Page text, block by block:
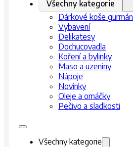
Všechny kategorie
Dárkové koše gurmán
Vybavení
Delikatesy
Dochucovadla
Koření a bylinky
Maso a uzeniny
Nápoje
Novinky
Oleje a omáčky
Pečivo a sladkosti
Všechny kategorie